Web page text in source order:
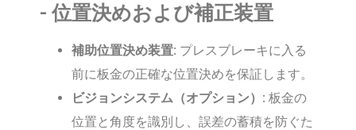
- 位置決めおよび補正装置
補助位置決め装置: プレスブレーキに入る
前に板金の正確な位置決めを保証します。
ビジョンシステム（オプション）: 板金の
位置と角度を識別し、誤差の蓄積を防ぐた